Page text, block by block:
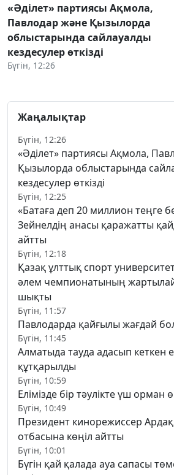
«Әділет» партиясы Ақмола,
Павлодар және Қызылорда
облыстарында сайлауалды
кездесулер өткізді
Бүгін, 12:26
Жаңалықтар
Бүгін, 12:26
«Әділет» партиясы Ақмола,
Қызылорда облыстарында
кездесулер өткізді
Бүгін, 12:25
«Батаға деп 20 миллион теңге
Зейнелдің анасы қаражатты
айтты
Бүгін, 12:18
Қазақ ұлттық спорт
әлем чемпионатының
шықты
Бүгін, 11:57
Павлодарда қайғылы жағдай
Бүгін, 11:45
Алматыда тауда адасып кеткен
құтқарылды
Бүгін, 10:59
Елімізде бір тәулікте үш орман
Бүгін, 10:49
Президент кинорежиссер
отбасына көңіл айтты
Бүгін, 10:01
Бүгін қай қалада ауа сапасы